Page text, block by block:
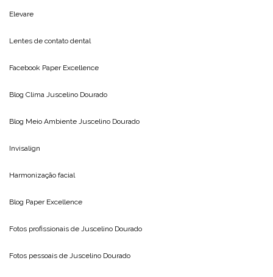
Elevare
Lentes de contato dental
Facebook Paper Excellence
Blog Clima Juscelino Dourado
Blog Meio Ambiente Juscelino Dourado
Invisalign
Harmonização facial
Blog Paper Excellence
Fotos profissionais de Juscelino Dourado
Fotos pessoais de Juscelino Dourado